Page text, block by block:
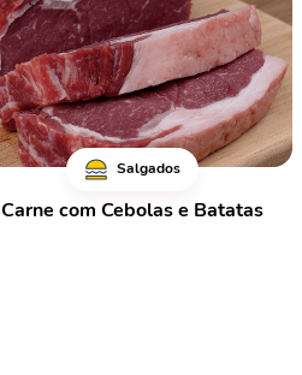
Salgados
Carne com Cebolas e Batatas